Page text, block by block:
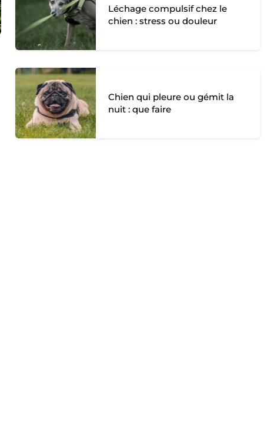
Léchage compulsif chez le
chien : stress ou douleur
Chien qui pleure ou gémit la
nuit : que faire